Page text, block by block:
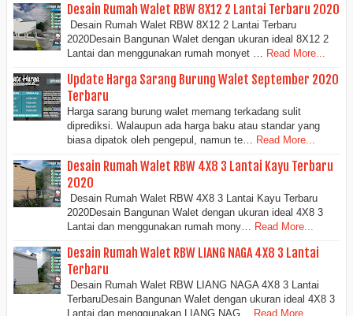
Desain Rumah Walet RBW 8X12 2 Lantai Terbaru 2020
Desain Rumah Walet RBW 8X12 2 Lantai Terbaru
2020Desain Bangunan Walet dengan ukuran ideal 8X12 2
Lantai dan menggunakan rumah monyet …
Read More...
Update Harga Sarang Burung Walet September 2020
Terbaru
Harga sarang burung walet memang terkadang sulit
diprediksi. Walaupun ada harga baku atau standar yang
biasa dipatok oleh pengepul, namun te…
Read More...
Desain Rumah Walet RBW 4X8 3 Lantai Kayu Terbaru
2020
Desain Rumah Walet RBW 4X8 3 Lantai Kayu Terbaru
2020Desain Bangunan Walet dengan ukuran ideal 4X8 3
Lantai dan menggunakan rumah mony… Read More...
Desain Rumah Walet RBW LIANG NAGA 4X8 3 Lantai
Terbaru
Desain Rumah Walet RBW LIANG NAGA 4X8 3 Lantai
TerbaruDesain Bangunan Walet dengan ukuran ideal 4X8 3
Lantai dan menggunakan LIANG NAG… Read More...